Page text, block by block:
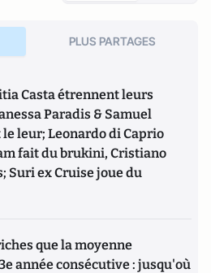
PLUS PARTAGES
Casta étrennent leurs
Paradis & Samuel
leur; Leonardo di Caprio
fait du brukini, Cristiano
Suri ex Cruise joue du
que la moyenne
année consécutive : jusqu'où